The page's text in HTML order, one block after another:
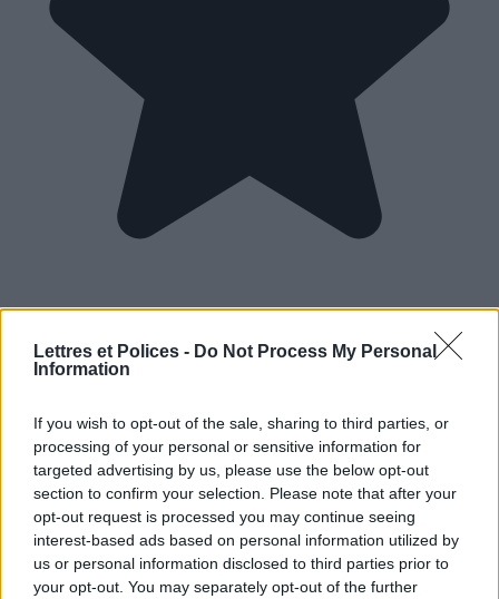
Lettres et Polices - Do Not Process My Personal
Information
If you wish to opt-out of the sale, sharing to third parties, or
processing of your personal or sensitive information for
targeted advertising by us, please use the below opt-out
section to confirm your selection. Please note that after your
opt-out request is processed you may continue seeing
interest-based ads based on personal information utilized by
us or personal information disclosed to third parties prior to
your opt-out. You may separately opt-out of the further